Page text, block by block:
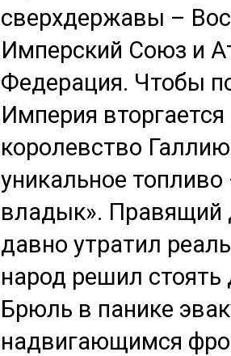
сверхдержавы –
Имперский Союз и
Федерация. Чтобы
Империя
королевство
уникальное
владык». Правящий
давно утратил
народ решил стоять
Брюль в панике
надвигающимся